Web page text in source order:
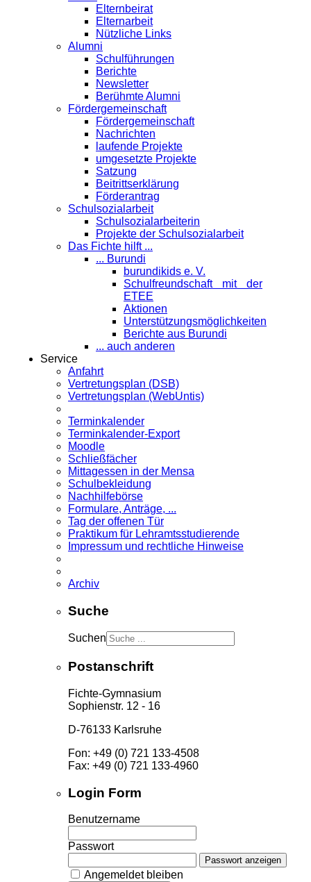
Elternbeirat
Elternarbeit
Nützliche Links
Alumni
Schulführungen
Berichte
Newsletter
Berühmte Alumni
Förder­gemeinschaft
Fördergemeinschaft
Nachrichten
laufende Projekte
umgesetzte Projekte
Satzung
Beitrittserklärung
Förderantrag
Schul­sozialarbeit
Schulsozialarbeiterin
Projekte der Schulsozialarbeit
Das Fichte hilft ...
... Burundi
burundikids e. V.
Schulfreundschaft mit der
ETEE
Aktionen
Unterstützungsmöglichkeiten
Berichte aus Burundi
... auch anderen
Service
Anfahrt
Vertretungsplan (DSB)
Vertretungsplan (WebUntis)
Terminkalender
Terminkalender-Export
Moodle
Schließfächer
Mittagessen in der Mensa
Schulbekleidung
Nachhilfebörse
Formulare, Anträge, ...
Tag der offenen Tür
Praktikum für Lehramts­studierende
Impressum und rechtliche Hinweise
Archiv
Suche
Suchen
Postanschrift
Fichte-Gymnasium
Sophienstr. 12 - 16
D-76133 Karlsruhe
Fon: +49 (0) 721 133-4508
Fax: +49 (0) 721 133-4960
Login Form
Benutzername
Passwort
Passwort anzeigen
Angemeldet bleiben